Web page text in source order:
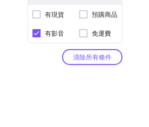
有現貨
預購商品
有影音
免運費
清除所有條件